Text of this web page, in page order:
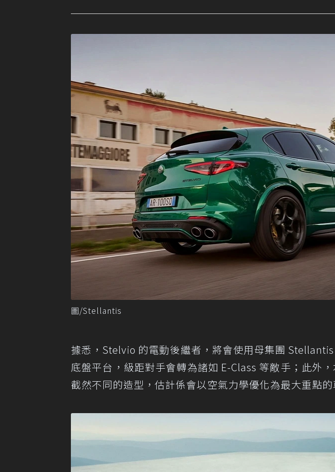
圖/Stellantis
據悉，Stelvio 的電動後繼者，將會使用母集團
底盤平台，級距對手會轉為諸如 E-Class 等敵手；此外
截然不同的造型，估計係會以空氣力學優化為最大重點的